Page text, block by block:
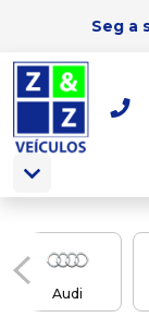
Seg a
Audi